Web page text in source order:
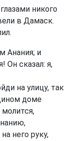
никого
в Дамаск.
Анания; и
Он сказал: я,
на улицу, так
доме
него руку,